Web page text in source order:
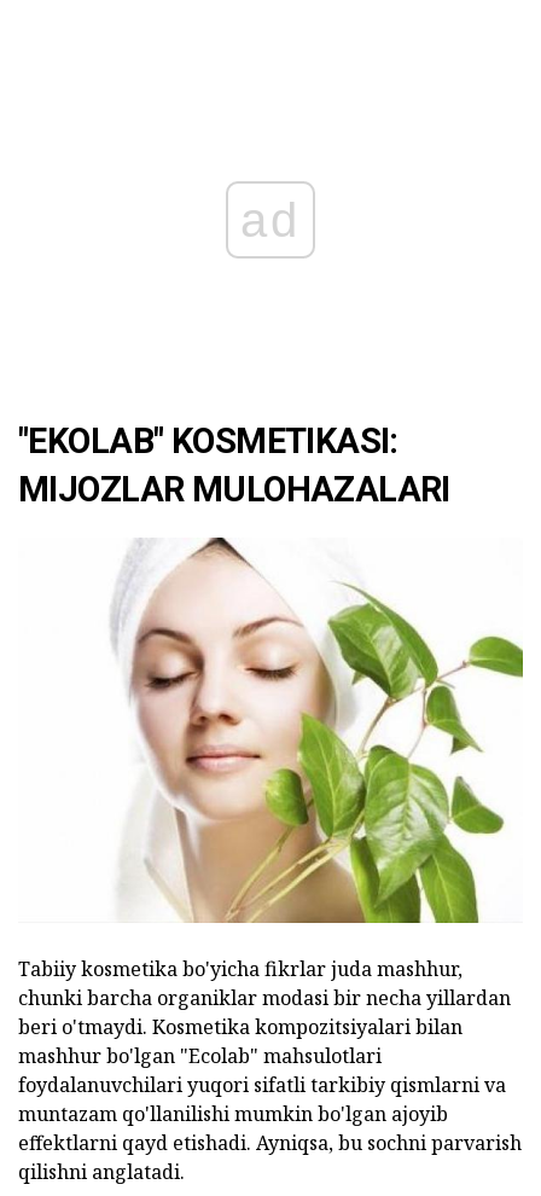
ad
"EKOLAB" KOSMETIKASI:
MIJOZLAR MULOHAZALARI
Tabiiy kosmetika bo'yicha fikrlar juda mashhur,
chunki barcha organiklar modasi bir necha yillardan
beri o'tmaydi. Kosmetika kompozitsiyalari bilan
mashhur bo'lgan "Ecolab" mahsulotlari
foydalanuvchilari yuqori sifatli tarkibiy qismlarni va
muntazam qo'llanilishi mumkin bo'lgan ajoyib
effektlarni qayd etishadi. Ayniqsa, bu sochni parvarish
qilishni anglatadi.